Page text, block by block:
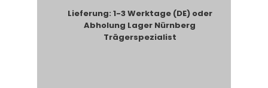
Lieferung: 1-3 Werktage (DE) oder
Abholung Lager Nürnberg
Trägerspezialist